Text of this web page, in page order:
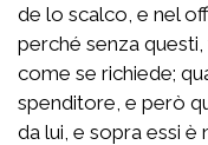
de lo scalco, e nel
perché senza
come se richiede;
spenditore, e però
da lui, e sopra essi